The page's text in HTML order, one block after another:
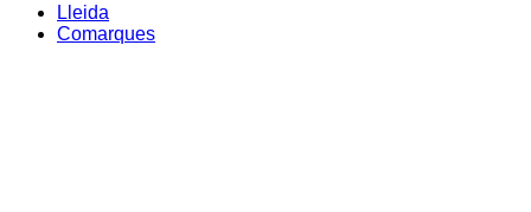
Lleida
Comarques